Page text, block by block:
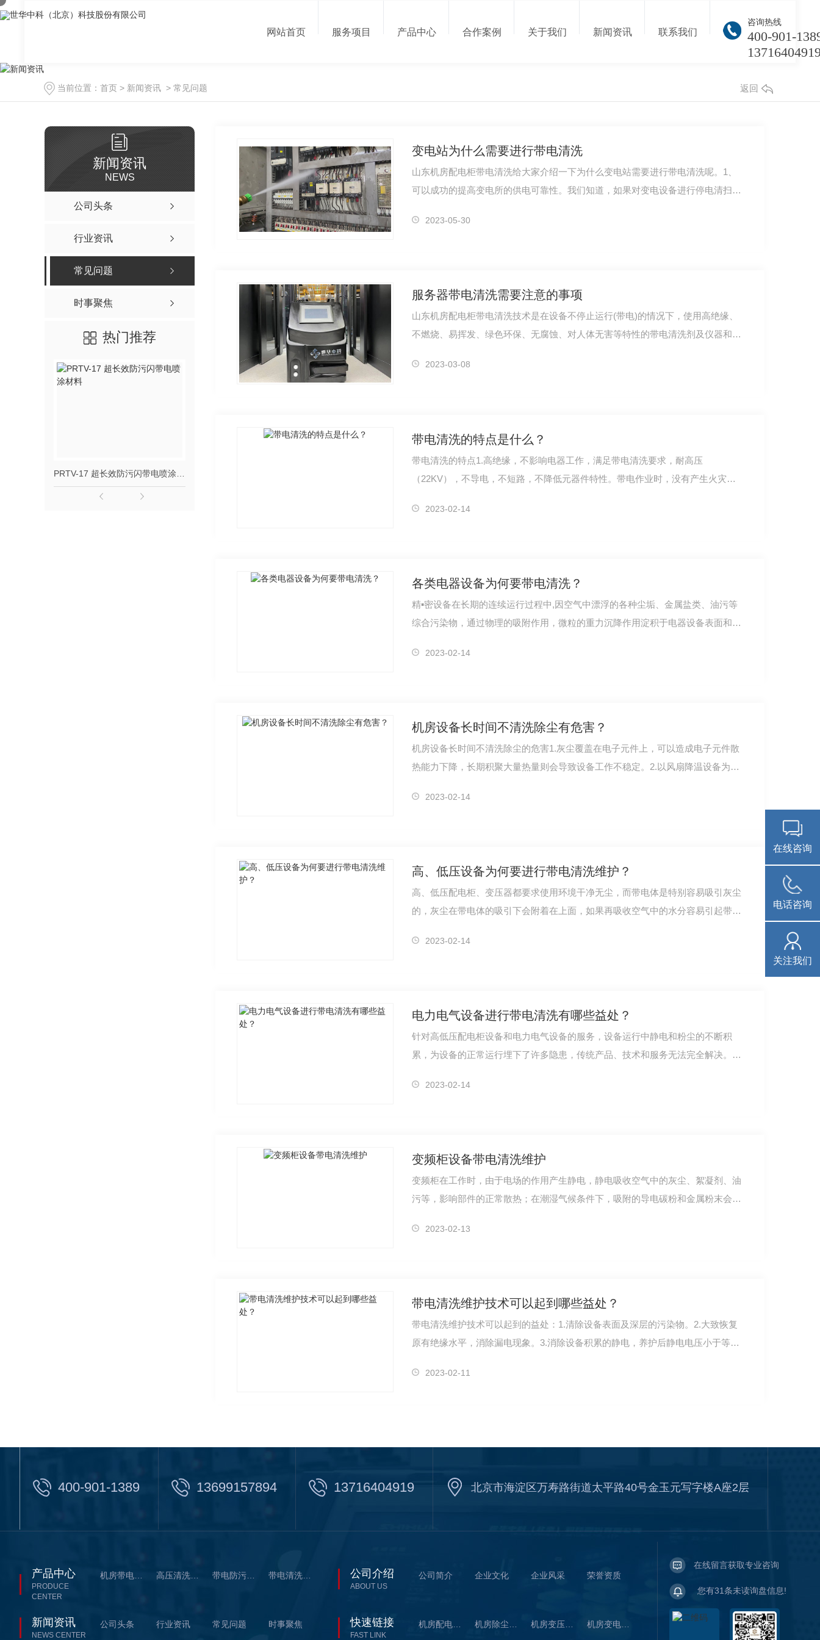
网站首页 服务项目 产品中心 合作案例 关于我们 新闻资讯 联系我们
咨询热线
400-901-
当前位置： 首页 > 新闻资讯 > 常见问题 返回
新闻资讯
NEWS
公司头条
行业资讯
常见问题
时事聚焦
热门推荐
世华中科集团-机房升级系列SHZK-66 精密防锈润滑除锈剂
变电站为什么需要进行带电清洗
山东机房配电柜带电清洗给大家介绍一下为什么变电站需要进行带电清洗呢。1、
可以成功的提高变电所的供电可靠性。我们知道，如果对变电设备进行停电清扫，
2023-05-30
服务器带电清洗需要注意的事项
山东机房配电柜带电清洗技术是在设备不停止运行(带电)的情况下，使用高绝缘、
不燃烧、易挥发、绿色环保、无腐蚀、对人体无害等特性的带电清洗剂及仪器和工
2023-03-08
带电清洗的特点是什么？
带电清洗的特点1.高绝缘，不影响电器工作，满足带电清洗要求，耐高压
（22KV），不导电，不短路，不降低元器件特性。带电作业时，没有产生火灾和
2023-02-14
各类电器设备为何要带电清洗？
精▪密设备在长期的连续运行过程中,因空气中漂浮的各种尘垢、金属盐类、油污等
综合污染物，通过物理的吸附作用，微粒的重力沉降作用淀积于电器设备表面和通
2023-02-14
机房设备长时间不清洗除尘有危害？
机房设备长时间不清洗除尘的危害1.灰尘覆盖在电子元件上，可以造成电子元件散
热能力下降，长期积聚大量热量则会导致设备工作不稳定。2.以风扇降温设备为
2023-02-14
高、低压设备为何要进行带电清洗维护？
高、低压配电柜、变压器都要求使用环境干净无尘，而带电体是特别容易吸引灰尘
的，灰尘在带电体的吸引下会附着在上面，如果再吸收空气中的水分容易引起带电
2023-02-14
电力电气设备进行带电清洗有哪些益处？
针对高低压配电柜设备和电力电气设备的服务，设备运行中静电和粉尘的不断积
累，为设备的正常运行埋下了许多隐患，传统产品、技术和服务无法完全解决。带
2023-02-14
变频柜设备带电清洗维护
变频柜在工作时，由于电场的作用产生静电，静电吸收空气中的灰尘、絮凝剂、油
污等，影响部件的正常散热；在潮湿气候条件下，吸附的导电碳粉和金属粉末会短
2023-02-13
带电清洗维护技术可以起到哪些益处？
带电清洗维护技术可以起到的益处：1.清除设备表面及深层的污染物。2.大致恢复
原有绝缘水平，消除漏电现象。3.消除设备积累的静电，养护后静电电压小于等于
2023-02-11
400-901-1389 13699157894 13716404919 北京市海淀区万寿路街道太平路40号金玉元写字楼A座2层
产品中心
PRODUCE
CENTER
机房带电清洗设备系列 高压清洗设备系列 带电防污闪喷涂 带电清洗剂耗材系列 公司介绍
ABOUT US
公司简介 企业文化 企业风采 荣誉资质
新闻资讯
NEWS CENTER
公司头条 行业资讯 常见问题 时事聚焦 快速链接
FAST LINK
机房配电柜带电清洗 机房除尘带电清洗 机房变压器带电清洗 机房变电站带电清洗
在线留言获取专业咨询
您有31条未读询盘信息!
在线咨询
电话咨询
关注我们